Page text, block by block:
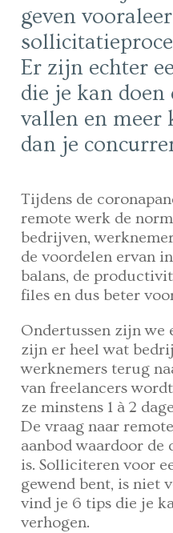
geven
Er zijn echter
die je kan
vallen en meer
dan je
Tijdens de
remote werk de
bedrijven,
de voordelen ervan
balans, de
files en dus beter
Ondertussen zijn we
zijn er heel wat
werknemers terug
van freelancers
ze minstens 1 à 2
De vraag naar
aanbod waardoor
is. Solliciteren voor
gewend bent, is niet
vind je 6 tips die je
verhogen.